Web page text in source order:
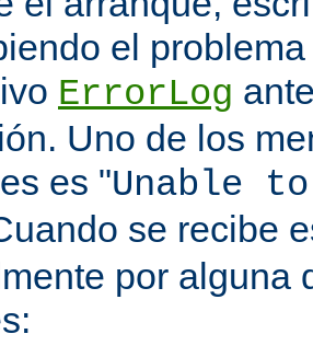
el
ErrorLog
Uno de los
es "Unable
se recibe
por alguna